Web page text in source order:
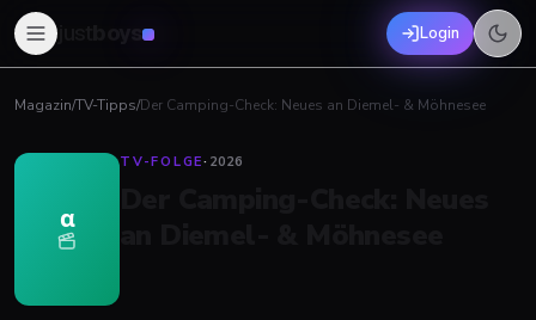
boys Login
Magazin/TV-Tipps/Der Camping-Check: Neues an Diemel- & Möhnesee
α
TV-FOLGE· 2026